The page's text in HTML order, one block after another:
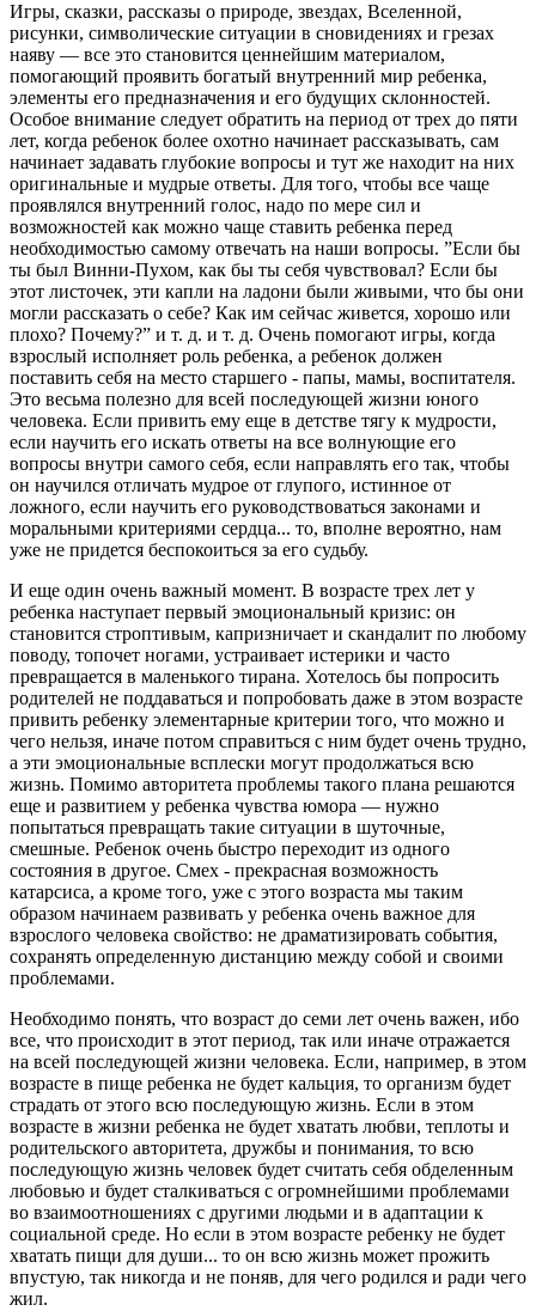
Игры, сказки, рассказы о природе, звездах, Вселенной,
рисунки, символические ситуации в сновидениях и грезах
наяву — все это становится ценнейшим материалом,
помогающий проявить богатый внутренний мир ребенка,
элементы его предназначения и его будущих склонностей.
Особое внимание следует обратить на период от трех до пяти
лет, когда ребенок более охотно начинает рассказывать, сам
начинает задавать глубокие вопросы и тут же находит на них
оригинальные и мудрые ответы. Для того, чтобы все чаще
проявлялся внутренний голос, надо по мере сил и
возможностей как можно чаще ставить ребенка перед
необходимостью самому отвечать на наши вопросы. ”Если бы
ты был Винни-Пухом, как бы ты себя чувствовал? Если бы
этот листочек, эти капли на ладони были живыми, что бы они
могли рассказать о себе? Как им сейчас живется, хорошо или
плохо? Почему?” и т. д. и т. д. Очень помогают игры, когда
взрослый исполняет роль ребенка, а ребенок должен
поставить себя на место старшего - папы, мамы, воспитателя.
Это весьма полезно для всей последующей жизни юного
человека. Если привить ему еще в детстве тягу к мудрости,
если научить его искать ответы на все волнующие его
вопросы внутри самого себя, если направлять его так, чтобы
он научился отличать мудрое от глупого, истинное от
ложного, если научить его руководствоваться законами и
моральными критериями сердца... то, вполне вероятно, нам
уже не придется беспокоиться за его судьбу.
И еще один очень важный момент. В возрасте трех лет у
ребенка наступает первый эмоциональный кризис: он
становится строптивым, капризничает и скандалит по любому
поводу, топочет ногами, устраивает истерики и часто
превращается в маленького тирана. Хотелось бы попросить
родителей не поддаваться и попробовать даже в этом возрасте
привить ребенку элементарные критерии того, что можно и
чего нельзя, иначе потом справиться с ним будет очень трудно,
а эти эмоциональные всплески могут продолжаться всю
жизнь. Помимо авторитета проблемы такого плана решаются
еще и развитием у ребенка чувства юмора — нужно
попытаться превращать такие ситуации в шуточные,
смешные. Ребенок очень быстро переходит из одного
состояния в другое. Смех - прекрасная возможность
катарсиса, а кроме того, уже с этого возраста мы таким
образом начинаем развивать у ребенка очень важное для
взрослого человека свойство: не драматизировать события,
сохранять определенную дистанцию между собой и своими
проблемами.
Необходимо понять, что возраст до семи лет очень важен, ибо
все, что происходит в этот период, так или иначе отражается
на всей последующей жизни человека. Если, например, в этом
возрасте в пище ребенка не будет кальция, то организм будет
страдать от этого всю последующую жизнь. Если в этом
возрасте в жизни ребенка не будет хватать любви, теплоты и
родительского авторитета, дружбы и понимания, то всю
последующую жизнь человек будет считать себя обделенным
любовью и будет сталкиваться с огромнейшими проблемами
во взаимоотношениях с другими людьми и в адаптации к
социальной среде. Но если в этом возрасте ребенку не будет
хватать пищи для души... то он всю жизнь может прожить
впустую, так никогда и не поняв, для чего родился и ради чего
жил.